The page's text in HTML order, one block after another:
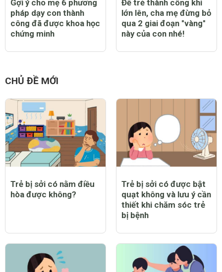
Gợi ý cho mẹ 6 phương
pháp dạy con thành
công đã được khoa học
chứng minh
Để trẻ thành công khi
lớn lên, cha mẹ đừng bỏ
qua 2 giai đoạn "vàng"
này của con nhé!
CHỦ ĐỀ MỚI
Trẻ bị sởi có nằm điều
hòa được không?
Trẻ bị sởi có được bật
quạt không và lưu ý cần
thiết khi chăm sóc trẻ
bị bệnh